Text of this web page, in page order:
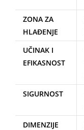
ZONA ZA
HLAĐENJE
UČINAK I
EFIKASNOST
SIGURNOST
DIMENZIJE